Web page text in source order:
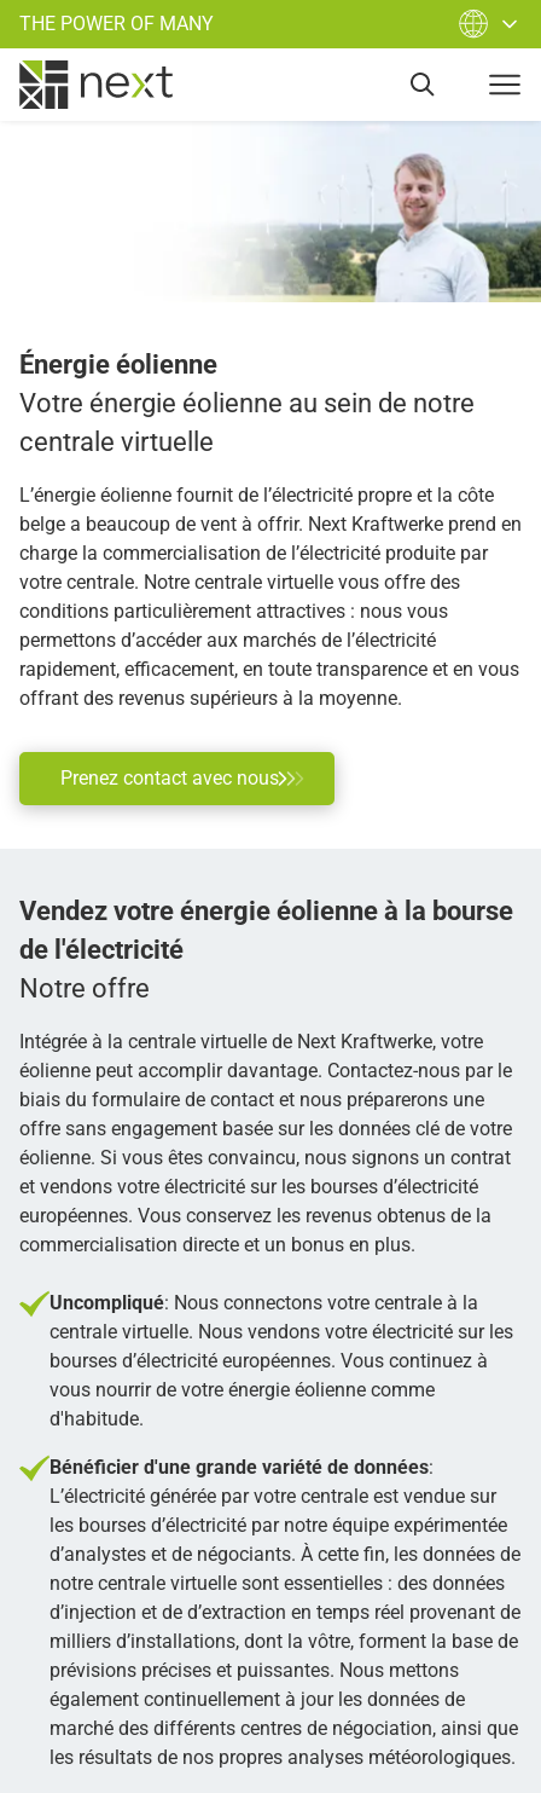
THE POWER OF MANY
Énergie éolienne
Votre énergie éolienne au sein de notre
centrale virtuelle
L’énergie éolienne fournit de l’électricité propre et la côte
belge a beaucoup de vent à offrir. Next Kraftwerke prend en
charge la commercialisation de l’électricité produite par
votre centrale. Notre centrale virtuelle vous offre des
conditions particulièrement attractives : nous vous
permettons d’accéder aux marchés de l’électricité
rapidement, efficacement, en toute transparence et en vous
offrant des revenus supérieurs à la moyenne.
Prenez contact avec nous
Vendez votre énergie éolienne à la bourse
de l'électricité
Notre offre
Intégrée à la centrale virtuelle de Next Kraftwerke, votre
éolienne peut accomplir davantage. Contactez-nous par le
biais du formulaire de contact et nous préparerons une
offre sans engagement basée sur les données clé de votre
éolienne. Si vous êtes convaincu, nous signons un contrat
et vendons votre électricité sur les bourses d’électricité
européennes. Vous conservez les revenus obtenus de la
commercialisation directe et un bonus en plus.
Uncompliqué: Nous connectons votre centrale à la
centrale virtuelle. Nous vendons votre électricité sur les
bourses d’électricité européennes. Vous continuez à
vous nourrir de votre énergie éolienne comme
d'habitude.
Bénéficier d'une grande variété de données:
L’électricité générée par votre centrale est vendue sur
les bourses d’électricité par notre équipe expérimentée
d’analystes et de négociants. À cette fin, les données de
notre centrale virtuelle sont essentielles : des données
d’injection et de d’extraction en temps réel provenant de
milliers d’installations, dont la vôtre, forment la base de
prévisions précises et puissantes. Nous mettons
également continuellement à jour les données de
marché des différents centres de négociation, ainsi que
les résultats de nos propres analyses météorologiques.
Gagnez plus avec votre électricité d'origine éolienne